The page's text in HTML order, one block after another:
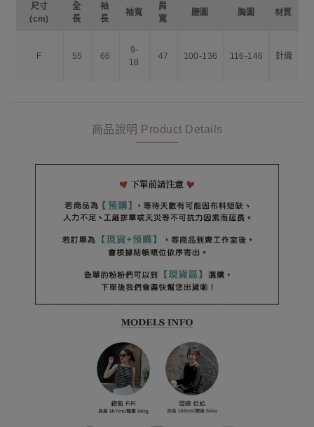
尺寸
(cm)
全
長
袖
長
袖寬
肩
寬
腰圍 胸圍 材質
F 55 66
9-
18
47 100-136 116-146 針織
商品說明 Product Details